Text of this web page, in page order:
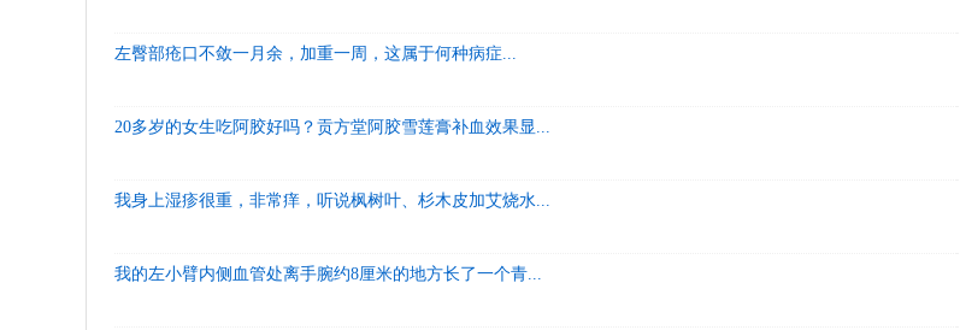
左臀部疮口不敛一月余，加重一周，这属于何种病症...
20多岁的女生吃阿胶好吗？贡方堂阿胶雪莲膏补血效果显...
我身上湿疹很重，非常痒，听说枫树叶、杉木皮加艾烧水...
我的左小臂内侧血管处离手腕约8厘米的地方长了一个青...